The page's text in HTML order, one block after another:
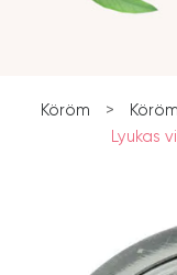
Köröm >
Lyukas